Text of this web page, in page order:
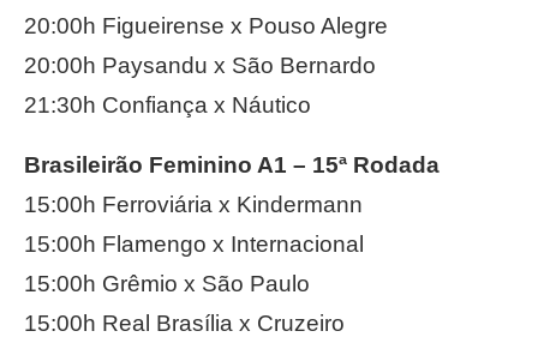
20:00h Figueirense x Pouso Alegre
20:00h Paysandu x São Bernardo
21:30h Confiança x Náutico
Brasileirão Feminino A1 – 15ª Rodada
15:00h Ferroviária x Kindermann
15:00h Flamengo x Internacional
15:00h Grêmio x São Paulo
15:00h Real Brasília x Cruzeiro